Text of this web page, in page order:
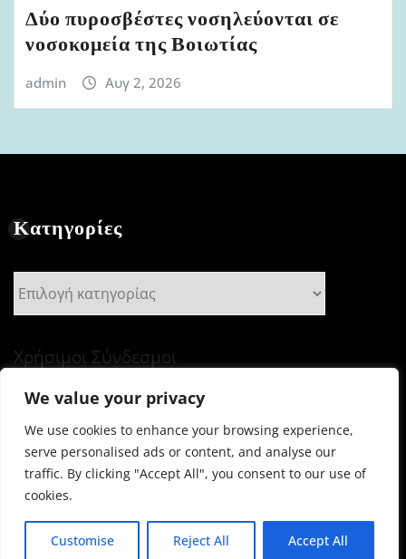
We value your privacy
We use cookies to enhance your browsing experience,
serve personalised ads or content, and analyse our
traffic. By clicking "Accept All", you consent to our use of
cookies.
Customise Reject All Accept All
Δύο πυροσβέστες νοσηλεύονται σε
νοσοκομεία της Βοιωτίας
admin Αυγ 2, 2026
Κατηγορίες
Κατηγορίες
Χρήσιμοι Σύνδεσμοι
Πνευματικά Δικαιώματα © 2026 | Με την δύναμη του
ΧΡΗΣΙΜΟΙ
Νομοθεσία
ΤΕΥΧΗ ΤΗΣ